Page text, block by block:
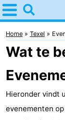
Home
Texel
Tips
Voor
kinderen
Dorpen
Home Texel
Wat te
Hieronder vindt
evenementen op